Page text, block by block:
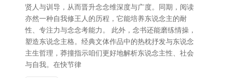
贤人与训导，从而晋升念念维深度与广度。同期，阅读
亦然一种自我修王人的历程，它能培养东说念主的耐
性、专注力与念念考能力。 此外，念书还能磨练情操，
塑造东说念主格。经典文体作品中的热枕抒发与东说念
主生哲理，莽撞指示咱们更好地解析东说念主性、社会
与自我。在快节律